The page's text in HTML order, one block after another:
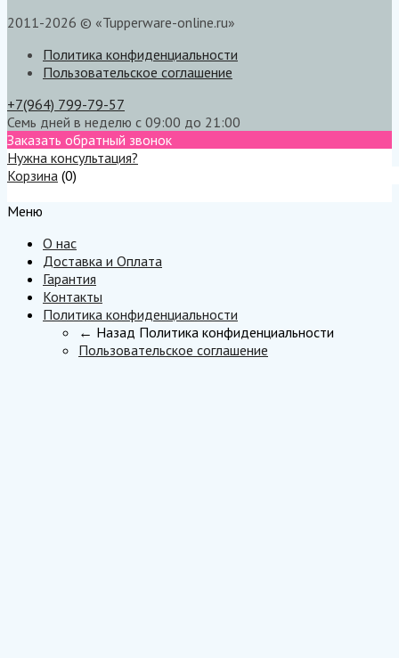
2011-2026 © «Tupperware-online.ru»
Политика конфиденциальности
Пользовательское соглашение
+7(964) 799-79-57
Семь дней в неделю с 09:00 до 21:00
Заказать обратный звонок
Нужна консультация?
Корзина (0)
Меню
О нас
Доставка и Оплата
Гарантия
Контакты
Политика конфиденциальности
← Назад Политика конфиденциальности
Пользовательское соглашение